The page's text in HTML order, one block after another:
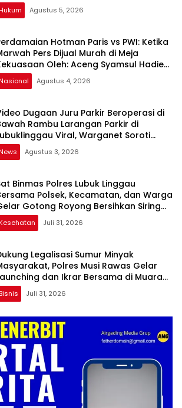
Hukum Agustus 5, 2026
Hotman Paris vs PWI: Ketika
Pers Dijual Murah di Meja
Oleh: Aceng Syamsul Hadie
Nasional Agustus 4, 2026
Dugaan Juru Parkir Beroperasi di
Rambu Larangan Parkir di
Viral, Warganet Soroti
Pelanggaran
News Agustus 3, 2026
Binmas Polres Lubuk Linggau
Polsek, Kecamatan, dan Warga
Gotong Royong Bersihkan Siring
Kesehatan Juli 31, 2026
Legalisasi Sumur Minyak
Polres Musi Rawas Gelar
dan Ikrar Bersama di Muara
Bisnis Juli 31, 2026